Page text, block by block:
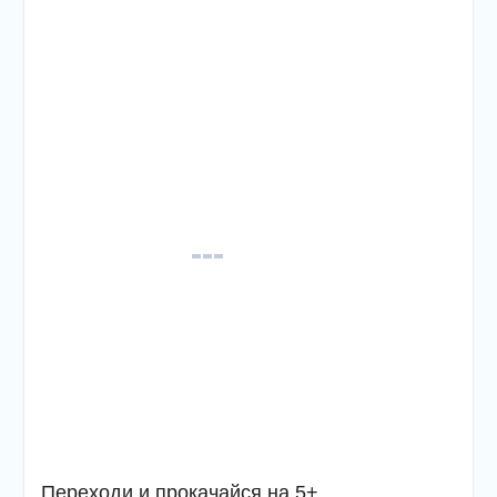
Переходи и прокачайся на 5+